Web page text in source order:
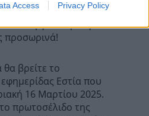
Access Privacy Policy
απενεργοποιηθεί για
προσωρινά!
βρείτε το
Εστία που
16 Μαρτίου 2025.
πρωτοσέλιδο της